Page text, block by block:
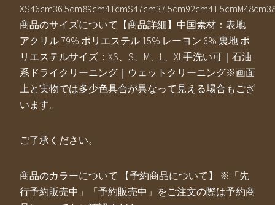
商品のサイズについて【商品詳細】中国素材：表地
アクリル 79% ポリエステル 15% レーヨン 6% 裏地 ポ
リエステルサイズ：XS、S、M、L、XL手洗い可｜石油
系ドライクリーニング｜ウェットクリーニング※画面
上と実物では多少色具合が異なって見える場合もござ
います。
ご了承ください。
商品のカラーについて 【予約商品について】 ※「先
行予約販売中」「予約販売中」をご注文の際は予約商